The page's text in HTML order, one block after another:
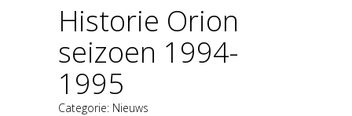
Historie Orion
seizoen 1994-
1995
Categorie: Nieuws